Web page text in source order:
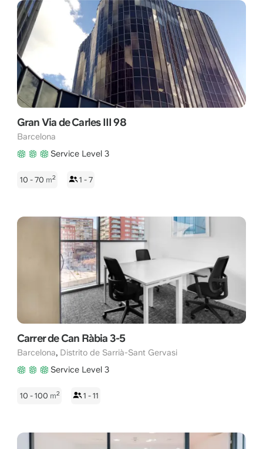
Gran Via de Carles III 98
Barcelona
Service Level 3
10 - 70 m2 1 - 7
Carrer de Can Ràbia 3-5
Barcelona, Distrito de Sarrià-Sant Gervasi
Service Level 3
10 - 100 m2 1 - 11